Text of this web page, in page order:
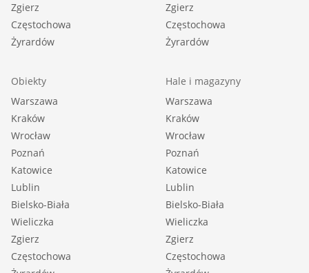
Zgierz
Częstochowa
Żyrardów
Zgierz
Częstochowa
Żyrardów
Obiekty
Warszawa
Kraków
Wrocław
Poznań
Katowice
Lublin
Bielsko-Biała
Wieliczka
Zgierz
Częstochowa
Hale i magazyny
Warszawa
Kraków
Wrocław
Poznań
Katowice
Lublin
Bielsko-Biała
Wieliczka
Zgierz
Częstochowa